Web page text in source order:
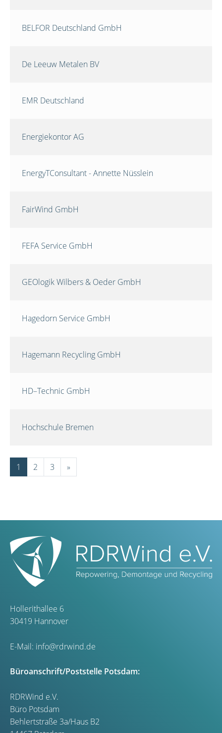
BELFOR Deutschland GmbH
De Leeuw Metalen BV
EMR Deutschland
Energiekontor AG
EnergyTConsultant - Annette Nüsslein
FairWind GmbH
FEFA Service GmbH
GEOlogik Wilbers & Oeder GmbH
Hagedorn Service GmbH
Hagemann Recycling GmbH
HD–Technic GmbH
Hochschule Bremen
1 2 3 »
Hollerithallee 6
30419 Hannover
E-Mail: info@rdrwind.de
Büroanschrift/Poststelle Potsdam:
RDRWind e.V.
Büro Potsdam
Behlertstraße 3a/Haus B2